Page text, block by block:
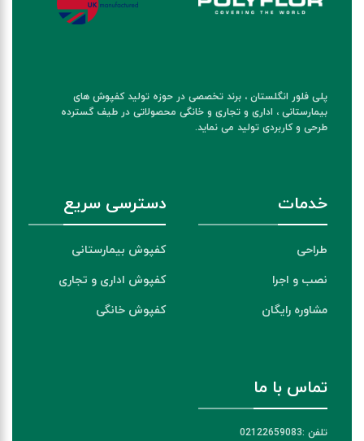
پلی فلور انگلستان ، برند تخصصی در حوزه تولید کفپوش های
بیمارستانی ، اداری و تجاری و خانگی محصولاتی در طیف گسترده
طرحی و کاربردی تولید می نماید.
خدمات
طراحی
نصب و اجرا
مشاوره رایگان
دسترسی سریع
کفپوش بیمارستانی
کفپوش اداری و تجاری
کفپوش خانگی
تماس با ما
تلفن :02122659083